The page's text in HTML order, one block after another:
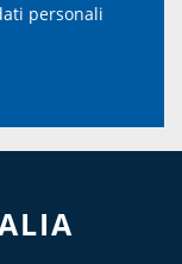
personali